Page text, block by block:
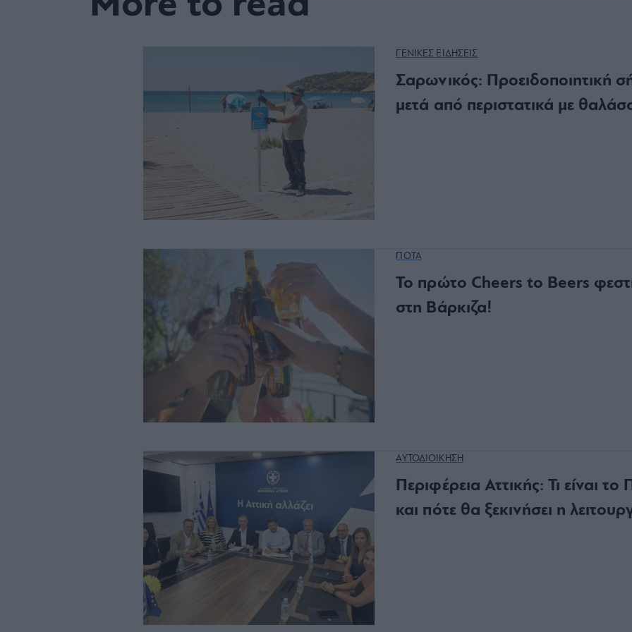
ΓΕΝΙΚΕΣ ΕΙΔΗΣΕΙΣ
Σαρωνικός: Προειδοποιητική
μετά από περιστατικά με
ΠΟΤΑ
Το πρώτο Cheers to Beers
στη Βάρκιζα!
ΑΥΤΟΔΙΟΙΚΗΣΗ
Περιφέρεια Αττικής: Τι είναι
και πότε θα ξεκινήσει η